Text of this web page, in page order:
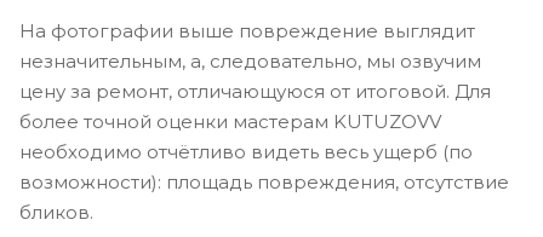
На фотографии выше повреждение выглядит
незначительным, а, следовательно, мы озвучим
цену за ремонт, отличающуюся от итоговой. Для
более точной оценки мастерам KUTUZOVV
необходимо отчётливо видеть весь ущерб (по
возможности): площадь повреждения, отсутствие
бликов.